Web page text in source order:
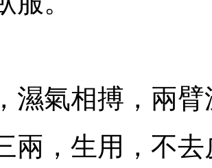
濕氣相搏，兩臂
兩，生用，不